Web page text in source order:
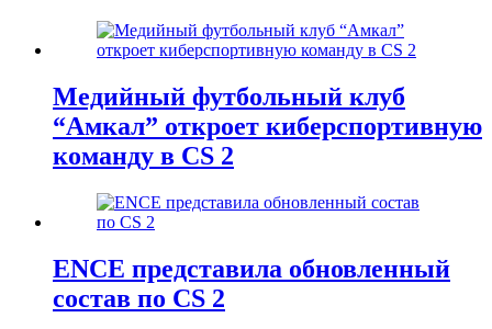
Медийный футбольный клуб
“Амкал” откроет киберспортивную
команду в CS 2
ENCE представила обновленный
состав по CS 2